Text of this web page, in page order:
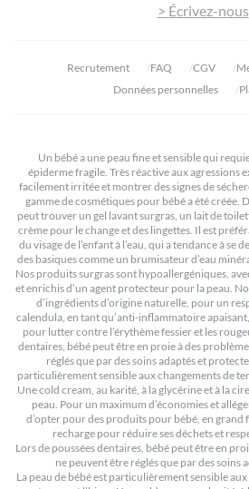
> Écrivez-nous
Recrutement FAQ CGV
Données personnelles
Un bébé a une peau fine et sensible qui
épiderme fragile. Très réactive aux agressions
facilement irritée et montrer des signes de
gamme de cosmétiques pour bébé a été créée.
peut trouver un gel lavant surgras, un lait de
crème pour le change et des lingettes. Il est
du visage de l’enfant à l’eau, qui a tendance à se
des basiques comme un brumisateur d’eau
Nos produits surgras sont hypoallergéniques,
et enrichis d’un agent protecteur pour la peau.
d’ingrédients d’origine naturelle, pour un
calendula, en tant qu’anti-inflammatoire
pour lutter contre l’érythème fessier et les
dentaires, bébé peut être en proie à des
réglés que par des soins adaptés et
particulièrement sensible aux changements de
Une cold cream, au karité, à la glycérine et à la
peau. Pour un maximum d’économies et
d’opter pour des produits pour bébé, en
recharge pour réduire ses déchets et
Lors de poussées dentaires, bébé peut être en
ne peuvent être réglés que par des soins
La peau de bébé est particulièrement sensible